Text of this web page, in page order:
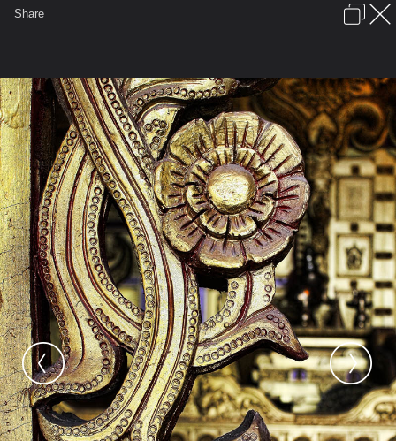
เข้าสู่ระบบหรือลงทะเบียน
รูปภาพ ... อนันตา. พิธีเป่ายันต์เกราะเพชรวัดท่าขนุน ๗ พ.ค. ๕
IMG 5774
หน้าแรก เว็บบอร์ด มีอะไรใหม่ รูปภาพ
คอลเล็คชั่น สถานที่ กล้อง แท็ก ...
ภาษาไทย ช่วยเหลือ
Share